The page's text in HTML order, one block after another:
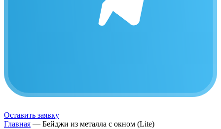
Оставить заявку
Главная — Бейджи из металла с окном (Lite)